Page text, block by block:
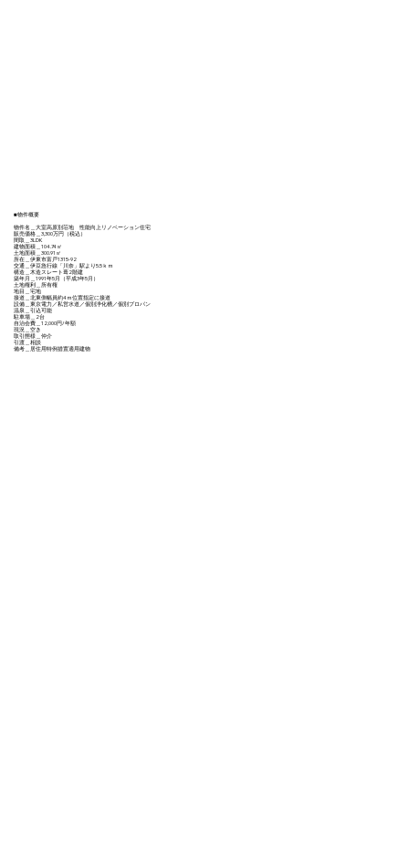
■物件概要
物件名＿大室高原別荘地 性能向上リノベーション住宅
販売価格＿3,300万円（税込）
間取＿3LDK
建物面積＿104.74㎥
土地面積＿300.91㎥
所在＿伊東市富戸1315-92
交通＿伊豆急行線「川奈」駅より5.5ｋｍ
構造＿木造スレート葺2階建
築年月＿1991年5月（平成3年5月）
土地権利＿所有権
地目＿宅地
接道＿北東側幅員約4ｍ位置指定に接道
設備＿東京電力／私営水道／個別浄化槽／個別プロパン
温泉＿引込可能
駐車場＿2台
自治会費＿12,000円/年額
現況＿空き
取引態様＿仲介
引渡＿相談
備考＿居住用特例措置適用建物